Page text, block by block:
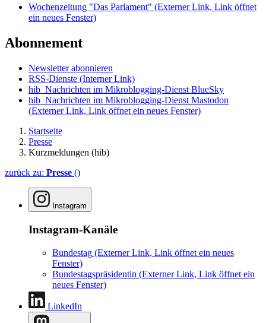
Wochenzeitung "Das Parlament" (Externer Link, Link öffnet
ein neues Fenster)
Abonnement
Newsletter abonnieren
RSS-Dienste (Interner Link)
hib_Nachrichten im Mikroblogging-Dienst BlueSky
hib_Nachrichten im Mikroblogging-Dienst Mastodon
(Externer Link, Link öffnet ein neues Fenster)
Startseite
Presse
Kurzmeldungen (hib)
zurück zu: Presse ()
Instagram
Instagram-Kanäle
Bundestag (Externer Link, Link öffnet ein neues
Fenster)
Bundestagspräsidentin (Externer Link, Link öffnet ein
neues Fenster)
LinkedIn